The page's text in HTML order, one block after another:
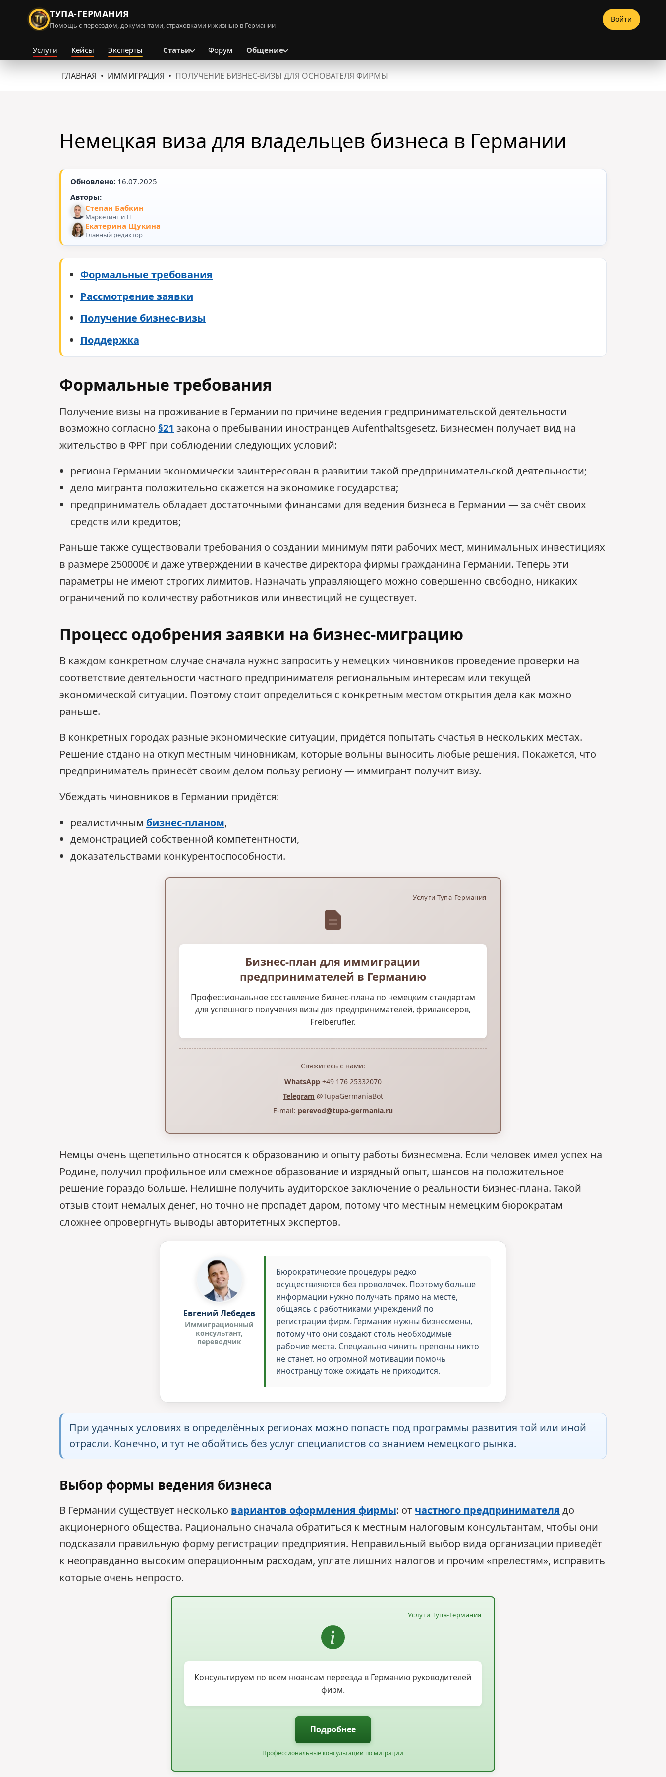
ТУПА-ГЕРМАНИЯ
Помощь с переездом, документами, страховками и жизнью в Германии
Войти
Услуги Кейсы Эксперты Статьи Форум Общение
ГЛАВНАЯ ИММИГРАЦИЯ ПОЛУЧЕНИЕ БИЗНЕС-ВИЗЫ ДЛЯ ОСНОВАТЕЛЯ ФИРМЫ
Немецкая виза для владельцев бизнеса в Германии
Обновлено: 16.07.2025
Авторы:
Степан Бабкин
Маркетинг и IT
Екатерина Щукина
Главный редактор
Формальные требования
Рассмотрение заявки
Получение бизнес-визы
Поддержка
Формальные требования
Получение визы на проживание в Германии по причине ведения предпринимательской деятельности
возможно согласно §21 закона о пребывании иностранцев Aufenthaltsgesetz. Бизнесмен получает вид на
жительство в ФРГ при соблюдении следующих условий:
региона Германии экономически заинтересован в развитии такой предпринимательской деятельности;
дело мигранта положительно скажется на экономике государства;
предприниматель обладает достаточными финансами для ведения бизнеса в Германии — за счёт своих
средств или кредитов;
Раньше также существовали требования о создании минимум пяти рабочих мест, минимальных инвестициях
в размере 250000€ и даже утверждении в качестве директора фирмы гражданина Германии. Теперь эти
параметры не имеют строгих лимитов. Назначать управляющего можно совершенно свободно, никаких
ограничений по количеству работников или инвестиций не существует.
Процесс одобрения заявки на бизнес-миграцию
В каждом конкретном случае сначала нужно запросить у немецких чиновников проведение проверки на
соответствие деятельности частного предпринимателя региональным интересам или текущей
экономической ситуации. Поэтому стоит определиться с конкретным местом открытия дела как можно
раньше.
В конкретных городах разные экономические ситуации, придётся попытать счастья в нескольких местах.
Решение отдано на откуп местным чиновникам, которые вольны выносить любые решения. Покажется, что
предприниматель принесёт своим делом пользу региону — иммигрант получит визу.
Убеждать чиновников в Германии придётся:
реалистичным бизнес-планом,
демонстрацией собственной компетентности,
доказательствами конкурентоспособности.
Услуги Тупа-Германия
Бизнес-план для иммиграции
предпринимателей в Германию
Профессиональное составление бизнес-плана по немецким стандартам
для успешного получения визы для предпринимателей, фрилансеров,
Freiberufler.
Свяжитесь с нами:
WhatsApp+49 176 25332070
Telegram @TupaGermaniaBot
E-mail: perevod@tupa-germania.ru
Немцы очень щепетильно относятся к образованию и опыту работы бизнесмена. Если человек имел успех на
Родине, получил профильное или смежное образование и изрядный опыт, шансов на положительное
решение гораздо больше. Нелишне получить аудиторское заключение о реальности бизнес-плана. Такой
отзыв стоит немалых денег, но точно не пропадёт даром, потому что местным немецким бюрократам
сложнее опровергнуть выводы авторитетных экспертов.
Евгений Лебедев
Иммиграционный
консультант,
переводчик
Бюрократические процедуры редко
осуществляются без проволочек. Поэтому больше
информации нужно получать прямо на месте,
общаясь с работниками учреждений по
регистрации фирм. Германии нужны бизнесмены,
потому что они создают столь необходимые
рабочие места. Специально чинить препоны никто
не станет, но огромной мотивации помочь
иностранцу тоже ожидать не приходится.
При удачных условиях в определённых регионах можно попасть под программы развития той или иной
отрасли. Конечно, и тут не обойтись без услуг специалистов со знанием немецкого рынка.
Выбор формы ведения бизнеса
В Германии существует несколько вариантов оформления фирмы: от частного предпринимателя до
акционерного общества. Рационально сначала обратиться к местным налоговым консультантам, чтобы они
подсказали правильную форму регистрации предприятия. Неправильный выбор вида организации приведёт
к неоправданно высоким операционным расходам, уплате лишних налогов и прочим «прелестям», исправить
которые очень непросто.
Услуги Тупа-Германия
Консультируем по всем нюансам переезда в Германию руководителей
фирм.
Подробнее
Профессиональные консультации по миграции